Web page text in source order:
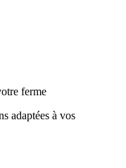
ferme
adaptées à vos